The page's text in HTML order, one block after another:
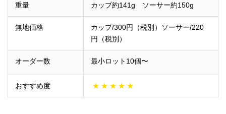
重量 カップ約141g ソーサー約150g
無地価格 カップ/300円（税別）ソーサー/220
円（税別）
オーダー数 最小ロット10個〜
おすすめ度 ★ ★ ★ ★ ★